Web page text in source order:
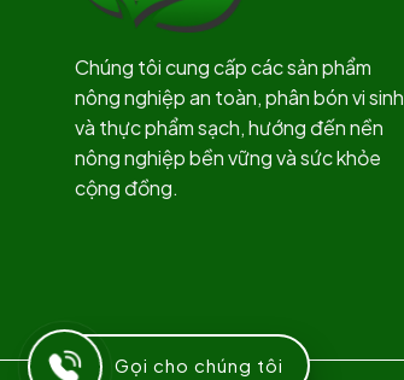
Chúng tôi cung cấp các sản phẩm
nông nghiệp an toàn, phân bón vi sinh
và thực phẩm sạch, hướng đến nền
nông nghiệp bền vững và sức khỏe
cộng đồng.
Gọi cho chúng tôi